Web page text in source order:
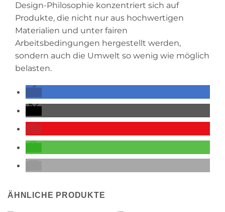
Design-Philosophie konzentriert sich auf
Produkte, die nicht nur aus hochwertigen
Materialien und unter fairen
Arbeitsbedingungen hergestellt werden,
sondern auch die Umwelt so wenig wie möglich
belasten.
ÄHNLICHE PRODUKTE